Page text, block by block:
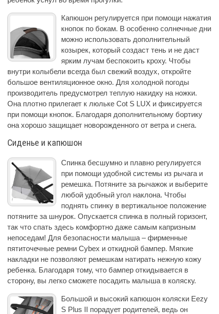
Капюшон регулируется при помощи нажатия
кнопок по бокам. В особенно солнечные дни
можно использовать дополнительный
козырек, который создаст тень и не даст
ярким лучам беспокоить кроху. Чтобы
внутри колыбели всегда был свежий воздух, откройте
большое вентиляционное окно. Для холодной погоды
производитель предусмотрел теплую накидку на ножки.
Она плотно прилегает к люльке Cot S LUX и фиксируется
при помощи кнопок. Благодаря дополнительному бортику
она хорошо защищает новорожденного от ветра и снега.
Сиденье и капюшон
Спинка бесшумно и плавно регулируется
при помощи удобной системы из рычага и
ремешка. Потяните за рычажок и выберите
любой удобный угол наклона. Чтобы
поднять спинку в вертикальное положение
потяните за шнурок. Опускается спинка в полный горизонт,
так что спать здесь комфортно даже самым капризным
непоседам! Для безопасности малыша – фирменные
пятиточечные ремни Cybex и откидной бампер. Мягкие
накладки не позволяют ремешкам натирать нежную кожу
ребенка. Благодаря тому, что бампер откидывается в
сторону, вы легко сможете посадить малыша в коляску.
Большой и высокий капюшон коляски Eezy
S Plus II порадует родителей, ведь он